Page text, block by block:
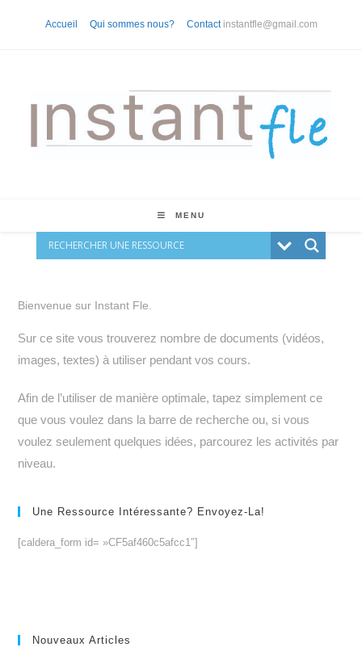
Accueil Qui sommes nous? Contact instantfle@gmail.com
MENU
Bienvenue sur Instant Fle.
Sur ce site vous trouverez nombre de documents (vidéos,
images, textes) à utiliser pendant vos cours.
Afin de l’utiliser de manière optimale, tapez simplement ce
que vous voulez dans la barre de recherche ou, si vous
voulez seulement quelques idées, parcourez les activités par
niveau.
Une Ressource Intéressante? Envoyez-La!
[caldera_form id= »CF5af460c5afcc1″]
Nouveaux Articles